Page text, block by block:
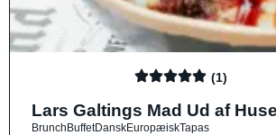
(1)
Lars Galtings Mad Ud af
BrunchBuffetDanskEuropæiskTapas